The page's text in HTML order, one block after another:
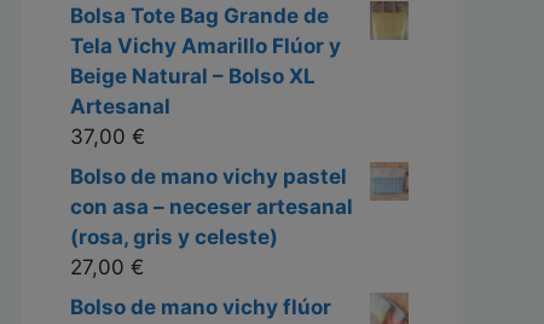
Bolsa Tote Bag Grande de
Tela Vichy Amarillo Flúor y
Beige Natural – Bolso XL
Artesanal
37,00 €
Bolso de mano vichy pastel
con asa – neceser artesanal
(rosa, gris y celeste)
27,00 €
Bolso de mano vichy flúor